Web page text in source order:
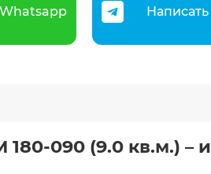
180-090 (9.0 кв.м.)